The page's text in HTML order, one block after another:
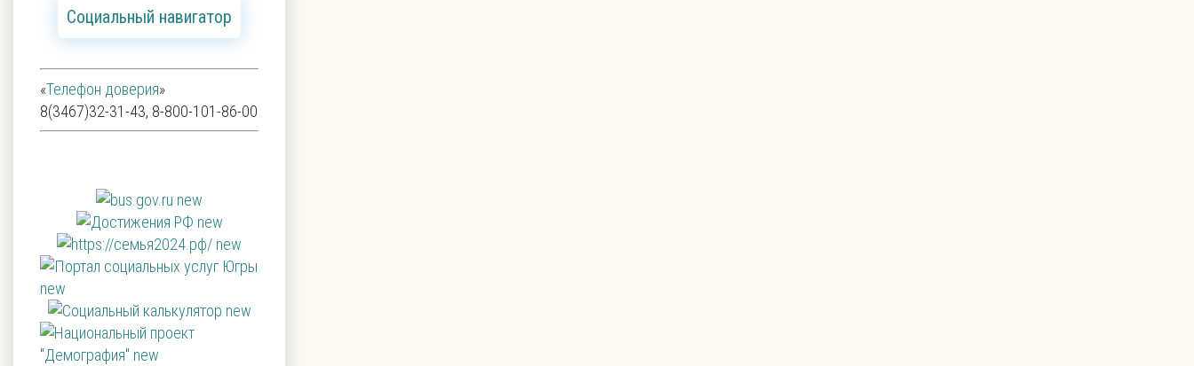
Социальный навигатор
«Телефон доверия»
8(3467)32-31-43, 8-800-101-86-00